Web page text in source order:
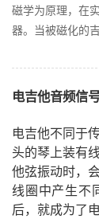
磁学为原理，在
器。当被磁化的
电吉他音频信
电吉他不同于
头的琴上装有
他弦振动时，
线圈中产生不
后，就成为了